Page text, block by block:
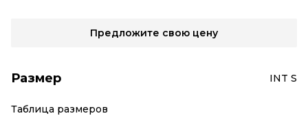
Предложите свою цену
Размер INT S
Таблица размеров